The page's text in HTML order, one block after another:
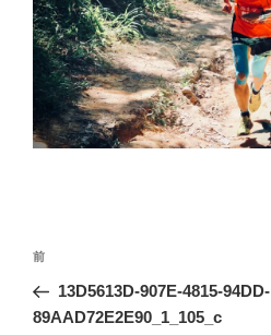
投
ナ
前
の
投
前
13D5613D-907E-4815-94DD-
89AAD72E2E90_1_105_c